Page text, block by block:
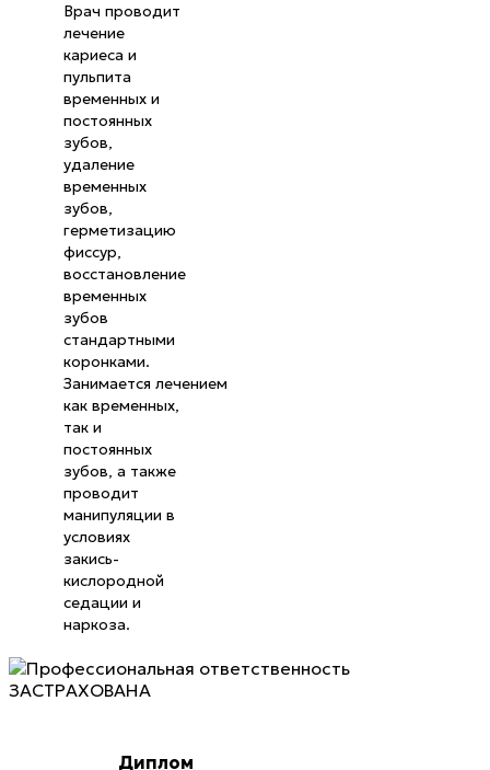
Врач проводит
лечение
кариеса и
пульпита
временных и
постоянных
зубов,
удаление
временных
зубов,
герметизацию
фиссур,
восстановление
временных
зубов
стандартными
коронками.
Занимается лечением
как временных,
так и
постоянных
зубов, а также
проводит
манипуляции в
условиях
закись-
кислородной
седации и
наркоза.
Диплом